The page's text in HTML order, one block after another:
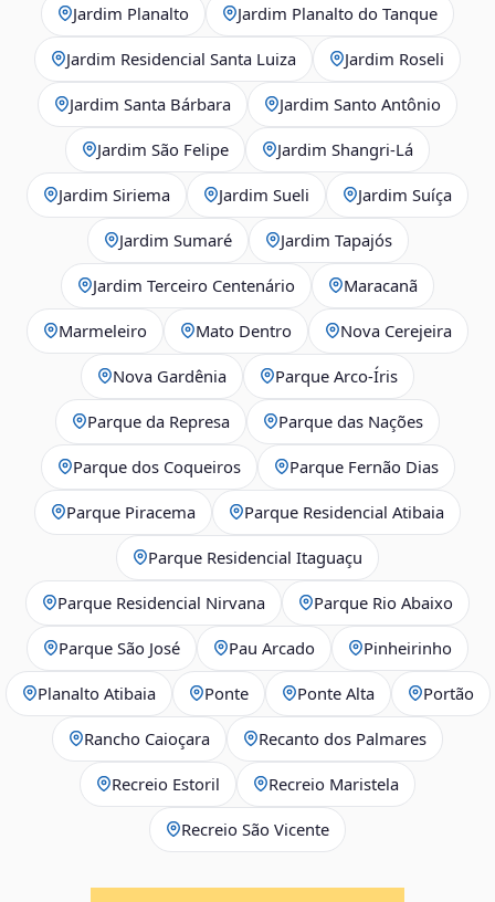
Jardim Planalto Jardim Planalto do Tanque
Jardim Residencial Santa Luiza Jardim Roseli
Jardim Santa Bárbara Jardim Santo Antônio
Jardim São Felipe Jardim Shangri-Lá
Jardim Siriema Jardim Sueli Jardim Suíça
Jardim Sumaré Jardim Tapajós
Jardim Terceiro Centenário Maracanã
Marmeleiro Mato Dentro Nova Cerejeira
Nova Gardênia Parque Arco-Íris
Parque da Represa Parque das Nações
Parque dos Coqueiros Parque Fernão Dias
Parque Piracema Parque Residencial Atibaia
Parque Residencial Itaguaçu
Parque Residencial Nirvana Parque Rio Abaixo
Parque São José Pau Arcado Pinheirinho
Planalto Atibaia Ponte Ponte Alta Portão
Rancho Caioçara Recanto dos Palmares
Recreio Estoril Recreio Maristela
Recreio São Vicente